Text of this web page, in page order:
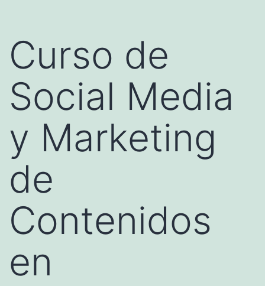
Curso de
Social Media
y Marketing
de
Contenidos
en